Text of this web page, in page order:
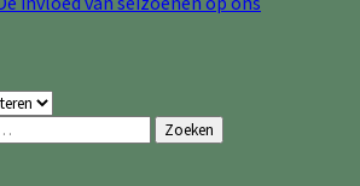
Zoeken